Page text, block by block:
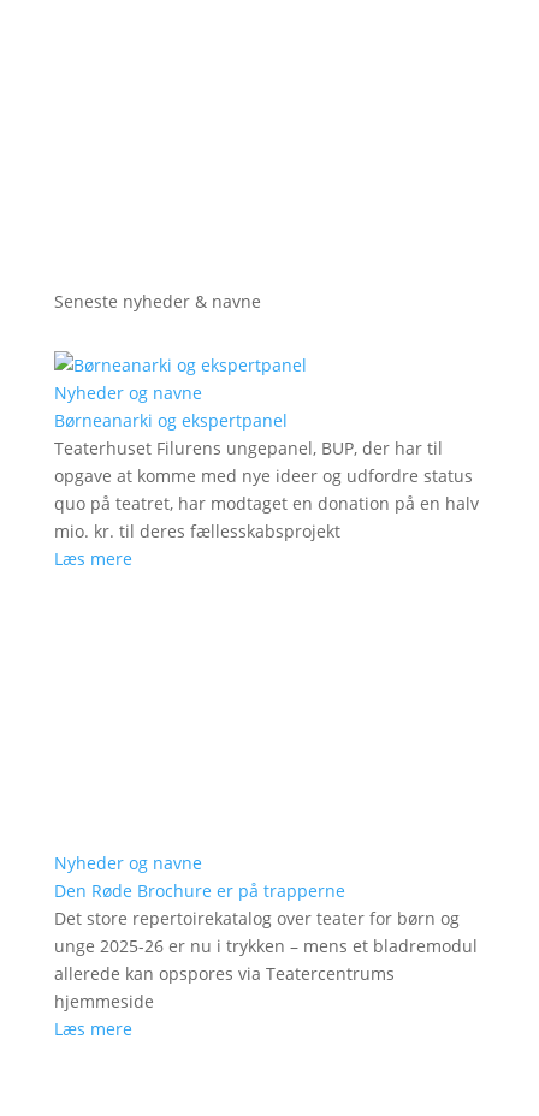
Seneste nyheder & navne
Nyheder og navne
Børneanarki og ekspertpanel
Teaterhuset Filurens ungepanel, BUP, der har til
opgave at komme med nye ideer og udfordre status
quo på teatret, har modtaget en donation på en halv
mio. kr. til deres fællesskabsprojekt
Læs mere
Nyheder og navne
Den Røde Brochure er på trapperne
Det store repertoirekatalog over teater for børn og
unge 2025-26 er nu i trykken – mens et bladremodul
allerede kan opspores via Teatercentrums
hjemmeside
Læs mere